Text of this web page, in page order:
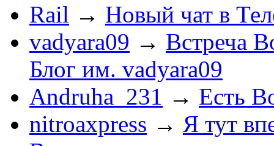
Rail → Новый чат в
vadyara09 → Встреча
Блог им. vadyara09
Andruha_231 → Есть
nitroaxpress → Я тут